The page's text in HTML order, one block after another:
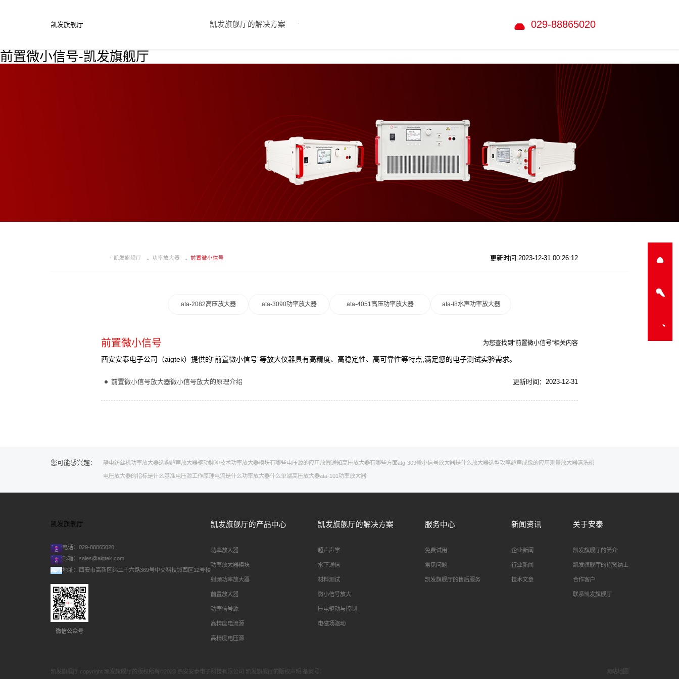
前置微小信号-凯发旗舰厅
凯发旗舰厅 凯发旗舰厅的解决方案 029-88865020
凯发旗舰厅 功率放大器 前置微小信号 更新时间:2023-12-31 00:26:12
ata-2082高压放大器 ata-3090功率放大器 ata-4051高压功率放大器 ata-l8水声功率放大器
前置微小信号 为您查找到“前置微小信号”相关内容
西安安泰电子公司（aigtek）提供的“前置微小信号”等放大仪器具有高精度、高稳定性、高可靠性等特点,满足您的电子测试实验需求。
前置微小信号放大器微小信号放大的原理介绍 更新时间：2023-12-31
您可能感兴趣： 静电纺丝机功率放大器选购超声放大器驱动脉冲技术功率放大器模块有哪些电压源的应用放假通知 高压放大器有哪些方面atg-309微小信号放大器是什么放大器选型攻略超声成像的应用 测量放大器清洗机
电压放大器的指标是什么基准电压源工作原理电流是什么功率放大器什么单端高压放大器ata-101功率放大器
凯发旗舰厅
电话：029-88865020
邮箱： sales@aigtek.com
地址：西安市高新区纬二十六路369号中交科技城西区12号楼
微信公众号
凯发旗舰厅的产品中心
功率放大器
功率放大器模块
射频功率放大器
前置放大器
功率信号源
高精度电流源
高精度电压源
凯发旗舰厅的解决方案
超声声学
水下通信
材料测试
微小信号放大
压电驱动与控制
电磁场驱动
服务中心
免费试用
常见问题
凯发旗舰厅的售后服务
新闻资讯
企业新闻
行业新闻
技术文章
关于安泰
凯发旗舰厅的简介
凯发旗舰厅的招贤纳士
合作客户
联系凯发旗舰厅
凯发旗舰厅 copyright 凯发旗舰厅的版权所有©2023 西安安泰电子科技有限公司 凯发旗舰厅的版权声明 备案号： 网站地图